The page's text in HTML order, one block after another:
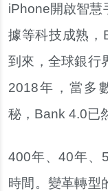
iPhone開啟智慧
據等科技成熟，
到來，全球銀行
2018年，當多
秘，Bank 4.0已
400年、40年、
時間。變革轉型